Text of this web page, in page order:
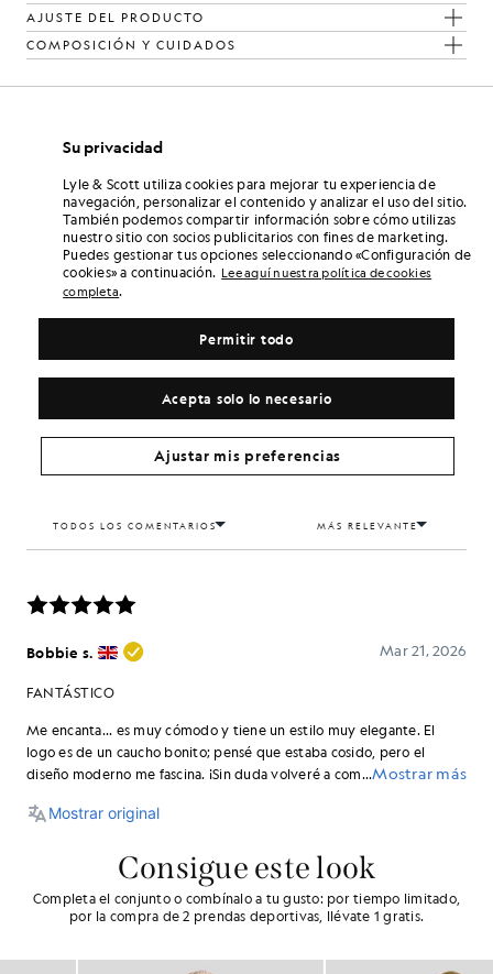
AJUSTE DEL PRODUCTO
COMPOSICIÓN Y CUIDADOS
Consigue este look
Completa el conjunto o combínalo a tu gusto: por tiempo limitado,
por la compra de 2 prendas deportivas, llévate 1 gratis.
Su privacidad
Lyle & Scott utiliza cookies para mejorar tu experiencia de
navegación, personalizar el contenido y analizar el uso del sitio.
También podemos compartir información sobre cómo utilizas
nuestro sitio con socios publicitarios con fines de marketing.
Puedes gestionar tus opciones seleccionando «Configuración de
cookies» a continuación. Lee aquí nuestra política de cookies
completa.
Acepta solo lo necesario
Permitir todo
Ajustar mis preferencias